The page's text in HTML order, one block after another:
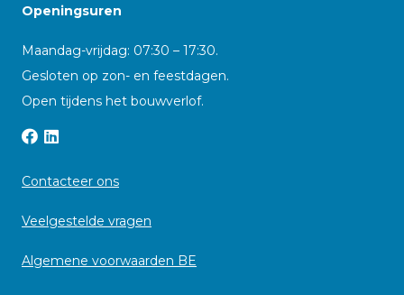
Openingsuren
Maandag-vrijdag: 07:30 – 17:30.
Gesloten op zon- en feestdagen.
Open tijdens het bouwverlof.
Contacteer ons
Veelgestelde vragen
Algemene voorwaarden BE